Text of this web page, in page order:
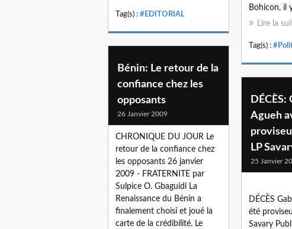
Tag(s) : #EDITORIAL
Bohicon, il
Lire la
Tag(s) :
Bénin: Le retour de la
confiance chez les
opposants
26 Janvier 2009
CHRONIQUE DU JOUR Le
retour de la confiance chez
les opposants 26 janvier
2009 - FRATERNITE par
Sulpice O. Gbaguidi La
Renaissance du Bénin a
finalement choisi et joué la
carte de la crédibilité. Le
DÉCÈS:
Agueh
LP
25 Janvier
DÉCÈS
été
Savary